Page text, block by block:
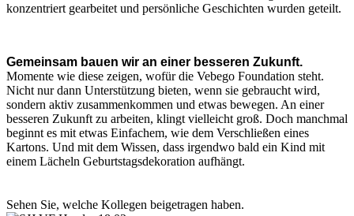
konzentriert gearbeitet und persönliche Geschichten wurden geteilt.
Gemeinsam bauen wir an einer besseren Zukunft.
Momente wie diese zeigen, wofür die Vebego Foundation steht.
Nicht nur dann Unterstützung bieten, wenn sie gebraucht wird,
sondern aktiv zusammenkommen und etwas bewegen. An einer
besseren Zukunft zu arbeiten, klingt vielleicht groß. Doch manchmal
beginnt es mit etwas Einfachem, wie dem Verschließen eines
Kartons. Und mit dem Wissen, dass irgendwo bald ein Kind mit
einem Lächeln Geburtstagsdekoration aufhängt.
Sehen Sie, welche Kollegen beigetragen haben.